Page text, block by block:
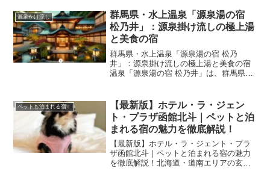
なリゾートホテルとして注目を集めてい
ます。この記事では、ホ...
源泉かけ流し
群馬県・水上温泉「源泉湯の宿
松乃井」：源泉掛け流しの極上湯
と美食の宿
群馬県・水上温泉「源泉湯の宿 松乃
井」：源泉掛け流しの極上湯と美食の宿
温泉「源泉湯の宿 松乃井」は、群馬県・
掛け流しの湯を贅沢に楽しむことができ
ます。松乃井の温泉の特...
ペットも泊まれる宿！
【最新版】ホテル・ラ・ジェン
ト・プラザ函館北斗｜ペットと泊
まれる宿の魅力を徹底解説！
【最新版】ホテル・ラ・ジェント・プラ
ザ函館北斗｜ペットと泊まれる宿の魅力
を徹底解説！北海道・道南エリアの玄関